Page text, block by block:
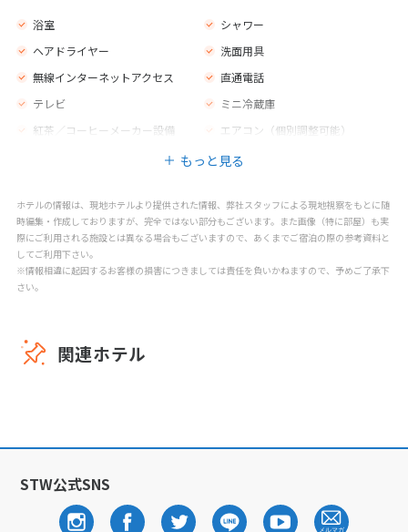
ログラム
スパトリートメント
浴室
シャワー
ヘアドライヤー
洗面用具
無線インターネットアクセス
直通電話
テレビ
ミニ冷蔵庫
紅茶／コーヒーメーカー設備
エアコン（個別調整可能）
もっと見る
ホテルの情報は、現地ホテルより提供された情報、弊社スタッフによる現地視察をもとに随
時編集・作成しておりますが、完全ではない部分もございます。また画像（特に部屋）も実
際にご利用される施設とは異なる場合もございますので、あくまでご宿泊の際の参考資料と
してご利用下さい。
※情報相違に起因するお客様の損害につきましては責任を負いかねますので、予めご了承下
さい。
関連ホテル
STW公式SNS